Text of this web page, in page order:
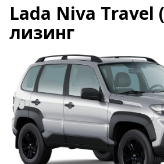
Lada Niva Travel
лизинг